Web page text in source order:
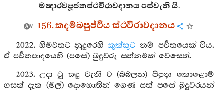
මන්‍දාරවපූජකස්ථවිරාවදානය පස්වැනි යි.
156. කදම්බපුප්ඵිය ස්ථවිරාවදානය
2022. හිමවතට නුදුරෙහි කුක්කුට නම් පර්‍වතයෙක් විය.
ඒ පර්‍වතපාදයෙහි (පසේ) බුදුවරු සත්නමක් වෙසෙත්.
2023. උදා වූ සඳු වැනි ව (බබලන) පිපුනු කොළොම්
ගසක් දැක (මල්) දොහොතින් ගෙණ සත් පසේ බුදුවරයන්